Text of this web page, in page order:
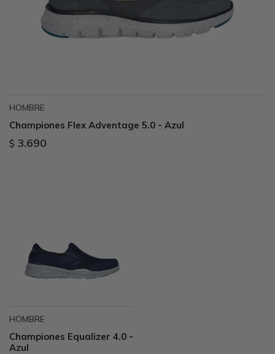
HOMBRE
Championes Flex Adventage 5.0 - Azul
$ 3.690
HOMBRE
Championes Equalizer 4.0 -
Azul